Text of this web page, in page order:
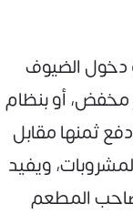
دخول الضيوف
مخفض، أو بنظام
ثمنها مقابل
ويفيد
المطعم